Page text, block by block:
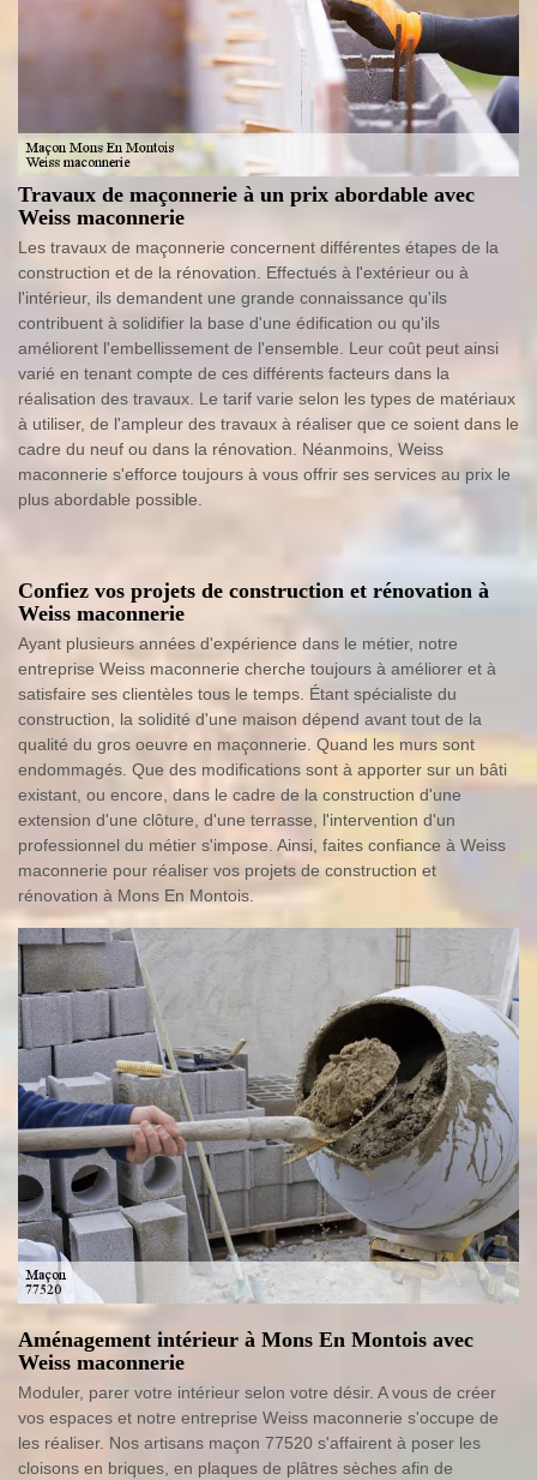
Travaux de maçonnerie à un prix abordable avec
Weiss maconnerie
Les travaux de maçonnerie concernent différentes étapes de la
construction et de la rénovation. Effectués à l'extérieur ou à
l'intérieur, ils demandent une grande connaissance qu'ils
contribuent à solidifier la base d'une édification ou qu'ils
améliorent l'embellissement de l'ensemble. Leur coût peut ainsi
varié en tenant compte de ces différents facteurs dans la
réalisation des travaux. Le tarif varie selon les types de matériaux
à utiliser, de l'ampleur des travaux à réaliser que ce soient dans le
cadre du neuf ou dans la rénovation. Néanmoins, Weiss
maconnerie s'efforce toujours à vous offrir ses services au prix le
plus abordable possible.
Confiez vos projets de construction et rénovation à
Weiss maconnerie
Ayant plusieurs années d'expérience dans le métier, notre
entreprise Weiss maconnerie cherche toujours à améliorer et à
satisfaire ses clientèles tous le temps. Étant spécialiste du
construction, la solidité d'une maison dépend avant tout de la
qualité du gros oeuvre en maçonnerie. Quand les murs sont
endommagés. Que des modifications sont à apporter sur un bâti
existant, ou encore, dans le cadre de la construction d'une
extension d'une clôture, d'une terrasse, l'intervention d'un
professionnel du métier s'impose. Ainsi, faites confiance à Weiss
maconnerie pour réaliser vos projets de construction et
rénovation à Mons En Montois.
Aménagement intérieur à Mons En Montois avec
Weiss maconnerie
Moduler, parer votre intérieur selon votre désir. A vous de créer
vos espaces et notre entreprise Weiss maconnerie s'occupe de
les réaliser. Nos artisans maçon 77520 s'affairent à poser les
cloisons en briques, en plaques de plâtres sèches afin de